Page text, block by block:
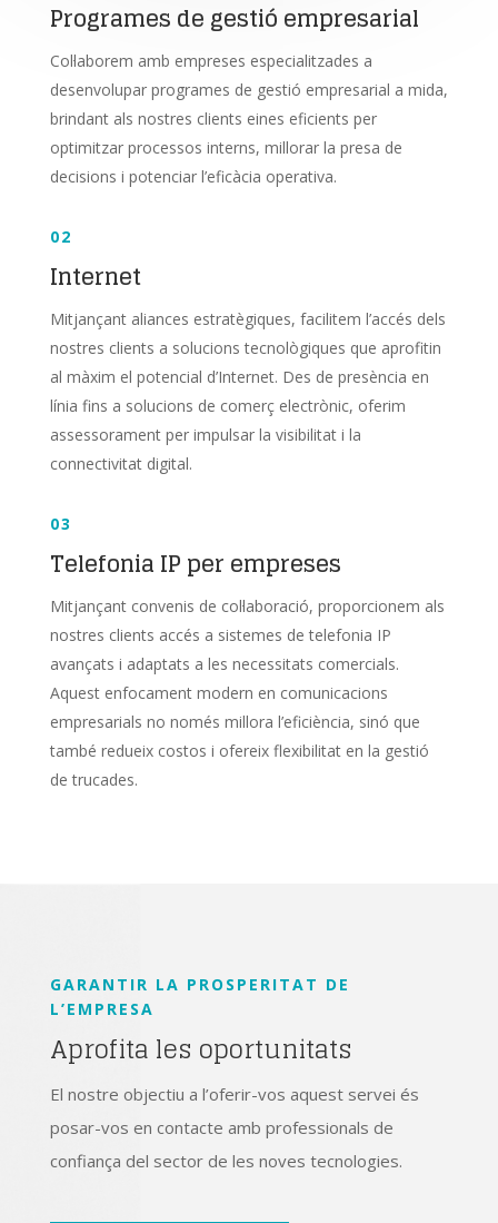
Programes de gestió empresarial
Col·laborem amb empreses especialitzades a
desenvolupar programes de gestió empresarial a mida,
brindant als nostres clients eines eficients per
optimitzar processos interns, millorar la presa de
decisions i potenciar l’eficàcia operativa.
02
Internet
Mitjançant aliances estratègiques, facilitem l’accés dels
nostres clients a solucions tecnològiques que aprofitin
al màxim el potencial d’Internet. Des de presència en
línia fins a solucions de comerç electrònic, oferim
assessorament per impulsar la visibilitat i la
connectivitat digital.
03
Telefonia IP per empreses
Mitjançant convenis de col·laboració, proporcionem als
nostres clients accés a sistemes de telefonia IP
avançats i adaptats a les necessitats comercials.
Aquest enfocament modern en comunicacions
empresarials no només millora l’eficiència, sinó que
també redueix costos i ofereix flexibilitat en la gestió
de trucades.
GARANTIR LA PROSPERITAT DE
L’EMPRESA
Aprofita les oportunitats
El nostre objectiu a l’oferir-vos aquest servei és
posar-vos en contacte amb professionals de
confiança del sector de les noves tecnologies.